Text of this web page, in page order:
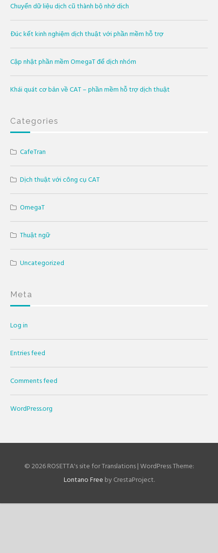
Chuyển dữ liệu dịch cũ thành bộ nhớ dịch
Đúc kết kinh nghiệm dịch thuật với phần mềm hỗ trợ
Cập nhật phần mềm OmegaT để dịch nhóm
Khái quát cơ bản về CAT – phần mềm hỗ trợ dịch thuật
Categories
CafeTran
Dịch thuật với công cụ CAT
OmegaT
Thuật ngữ
Uncategorized
Meta
Log in
Entries feed
Comments feed
WordPress.org
© 2026 ROSETTA's site for Translations|WordPress Theme:
Lontano Free by CrestaProject.